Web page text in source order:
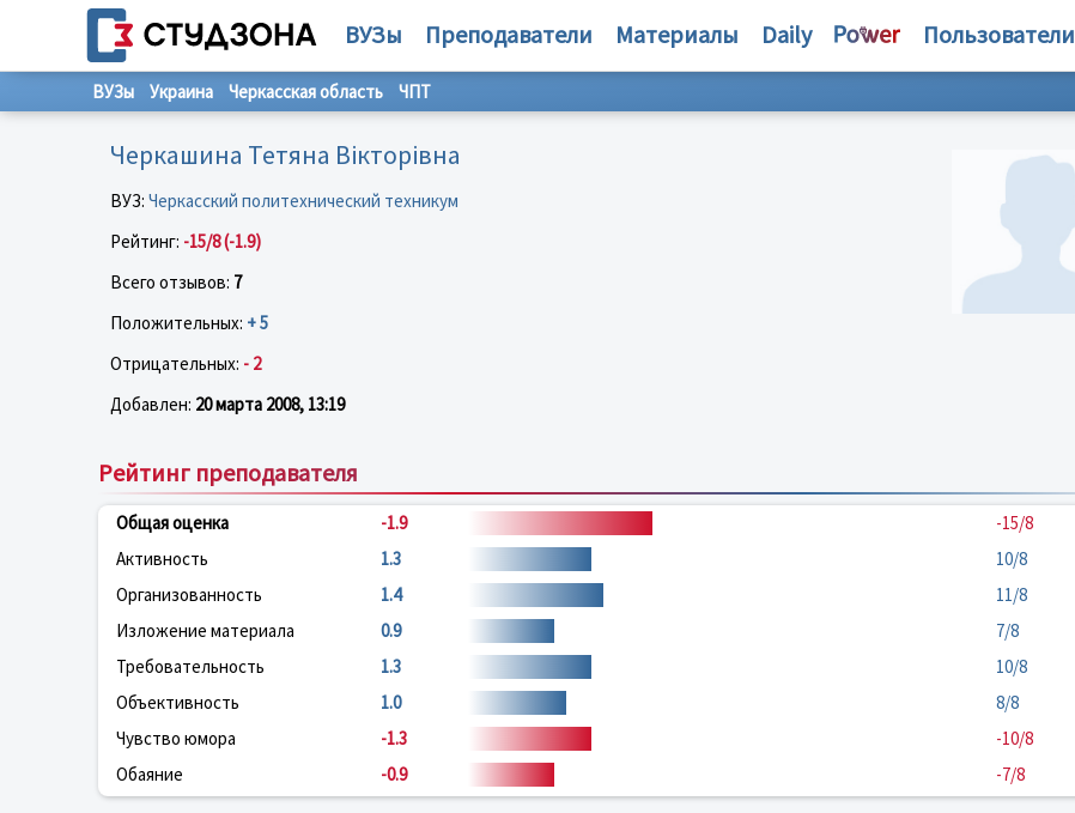
ВУЗы Преподаватели Материалы Daily Пользователи
ВУЗы Украина Черкасская область ЧПТ
Черкашина Тетяна Вікторівна
ВУЗ: Черкасский политехнический техникум
Рейтинг: -15/8 (-1.9)
Всего отзывов: 7
Положительных: + 5
Отрицательных: - 2
Добавлен: 20 марта 2008, 13:19
Рейтинг преподавателя
Общая оценка -1.9
-15/8
Активность
1.3
10/8
Организованность
1.4
11/8
Изложение материала
0.9
7/8
Требовательность
1.3
10/8
Объективность
1.0
8/8
Чувство юмора
-1.3
-10/8
Обаяние
-0.9 -7/8